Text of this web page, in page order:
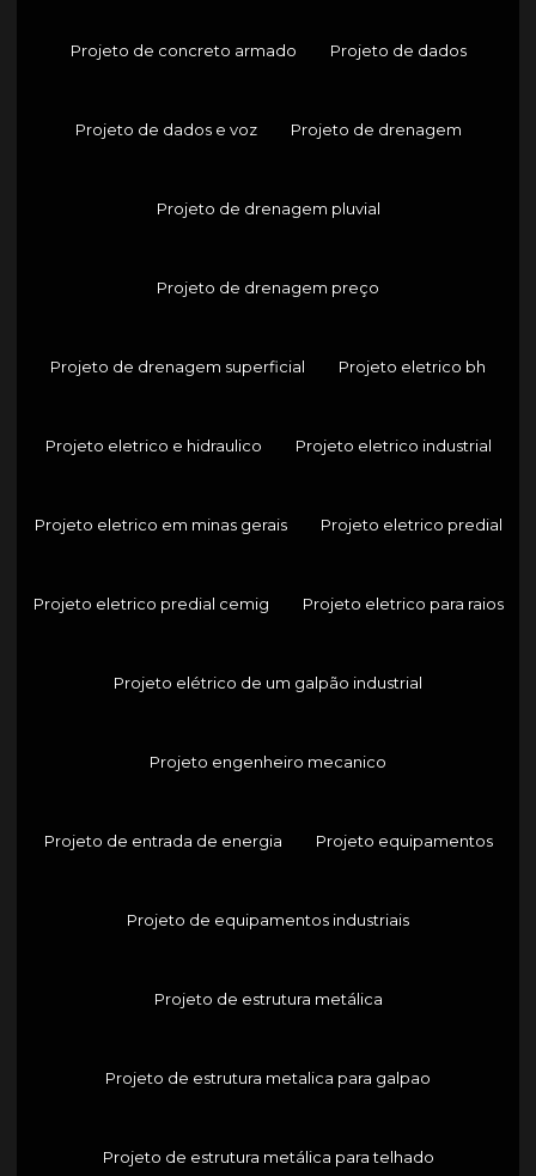
Projeto de concreto armado Projeto de dados
Projeto de dados e voz Projeto de drenagem
Projeto de drenagem pluvial
Projeto de drenagem preço
Projeto de drenagem superficial Projeto eletrico bh
Projeto eletrico e hidraulico Projeto eletrico industrial
Projeto eletrico em minas gerais Projeto eletrico predial
Projeto eletrico predial cemig Projeto eletrico para raios
Projeto elétrico de um galpão industrial
Projeto engenheiro mecanico
Projeto de entrada de energia Projeto equipamentos
Projeto de equipamentos industriais
Projeto de estrutura metálica
Projeto de estrutura metalica para galpao
Projeto de estrutura metálica para telhado